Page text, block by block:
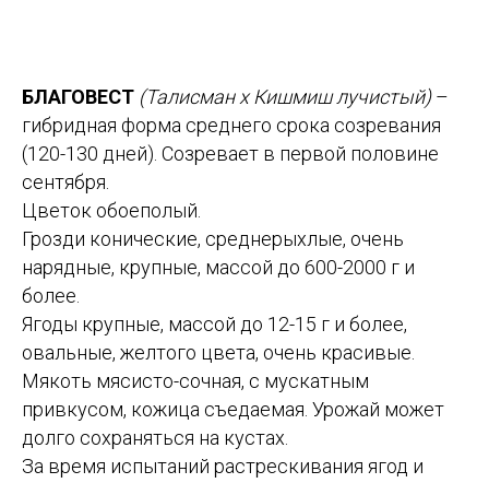
БЛАГОВЕСТ (Талисман х Кишмиш лучистый)–
гибридная форма среднего срока созревания
(120-130 дней). Созревает в первой половине
сентября.
Цветок обоеполый.
Грозди конические, среднерыхлые, очень
нарядные, крупные, массой до 600-2000 г и
более.
Ягоды крупные, массой до 12-15 г и более,
овальные, желтого цвета, очень красивые.
Мякоть мясисто-сочная, с мускатным
привкусом, кожица съедаемая. Урожай может
долго сохраняться на кустах.
За время испытаний растрескивания ягод и